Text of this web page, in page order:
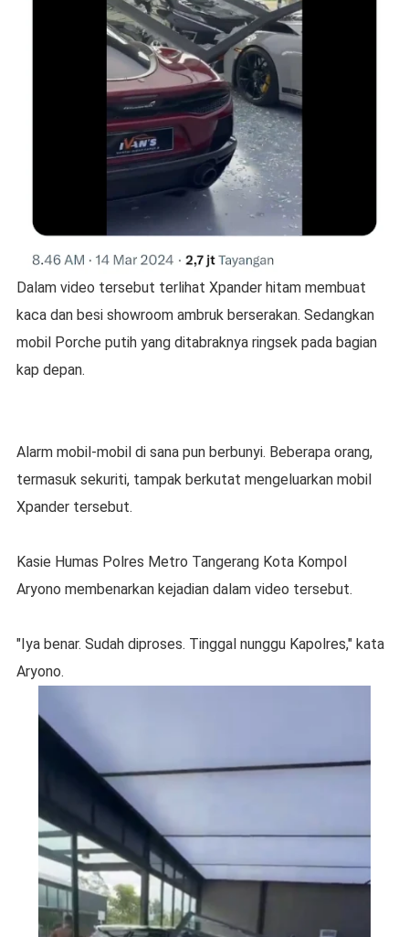
Dalam video tersebut terlihat Xpander hitam membuat
kaca dan besi showroom ambruk berserakan. Sedangkan
mobil Porche putih yang ditabraknya ringsek pada bagian
kap depan.
Alarm mobil-mobil di sana pun berbunyi. Beberapa orang,
termasuk sekuriti, tampak berkutat mengeluarkan mobil
Xpander tersebut.
Kasie Humas Polres Metro Tangerang Kota Kompol
Aryono membenarkan kejadian dalam video tersebut.
"Iya benar. Sudah diproses. Tinggal nunggu Kapolres," kata
Aryono.